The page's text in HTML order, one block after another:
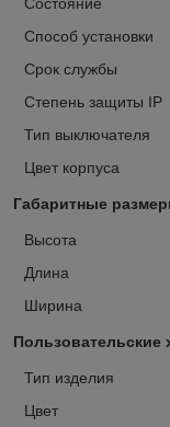
Способ установки
Срок службы
Степень защиты IP
Тип выключателя
Цвет корпуса
Габаритные
Высота
Длина
Ширина
Пользовательские
Тип изделия
Цвет